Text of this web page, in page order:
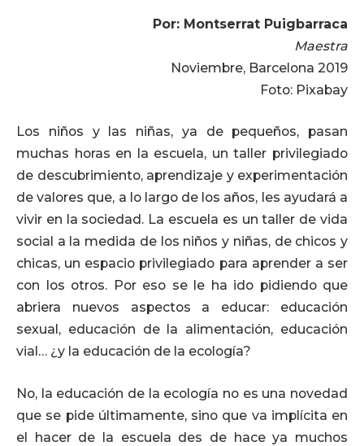
Por: Montserrat Puigbarraca
Maestra
Noviembre, Barcelona 2019
Foto: Pixabay
Los niños y las niñas, ya de pequeños, pasan
muchas horas en la escuela, un taller privilegiado
de descubrimiento, aprendizaje y experimentación
de valores que, a lo largo de los años, les ayudará a
vivir en la sociedad. La escuela es un taller de vida
social a la medida de los niños y niñas, de chicos y
chicas, un espacio privilegiado para aprender a ser
con los otros. Por eso se le ha ido pidiendo que
abriera nuevos aspectos a educar: educación
sexual, educación de la alimentación, educación
vial… ¿y la educación de la ecología?
No, la educación de la ecología no es una novedad
que se pide últimamente, sino que va implícita en
el hacer de la escuela des de hace ya muchos